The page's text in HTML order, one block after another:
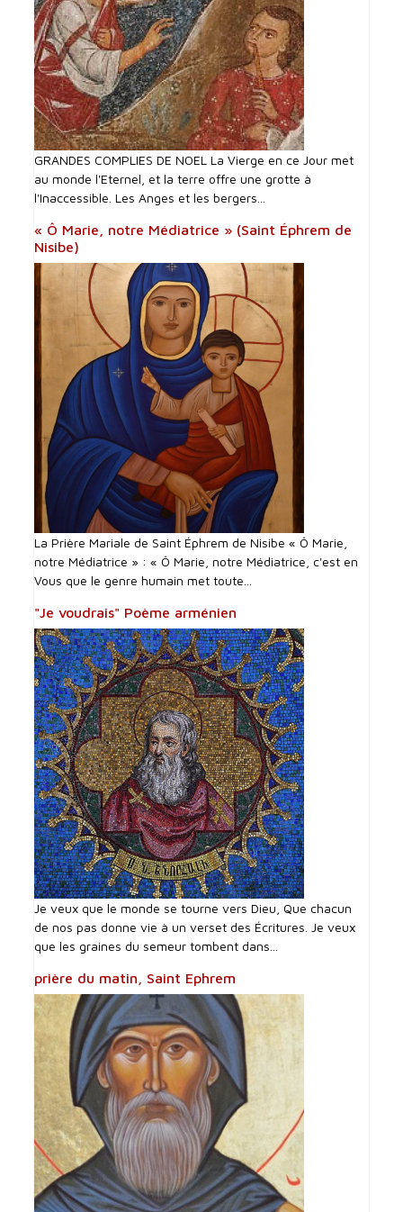
GRANDES COMPLIES DE NOEL La Vierge en ce Jour met
au monde l'Eternel, et la terre offre une grotte à
l'Inaccessible. Les Anges et les bergers...
« Ô Marie, notre Médiatrice » (Saint Éphrem de
Nisibe)
La Prière Mariale de Saint Éphrem de Nisibe « Ô Marie,
notre Médiatrice » : « Ô Marie, notre Médiatrice, c'est en
Vous que le genre humain met toute...
"Je voudrais" Poème arménien
Je veux que le monde se tourne vers Dieu, Que chacun
de nos pas donne vie à un verset des Écritures. Je veux
que les graines du semeur tombent dans...
prière du matin, Saint Ephrem